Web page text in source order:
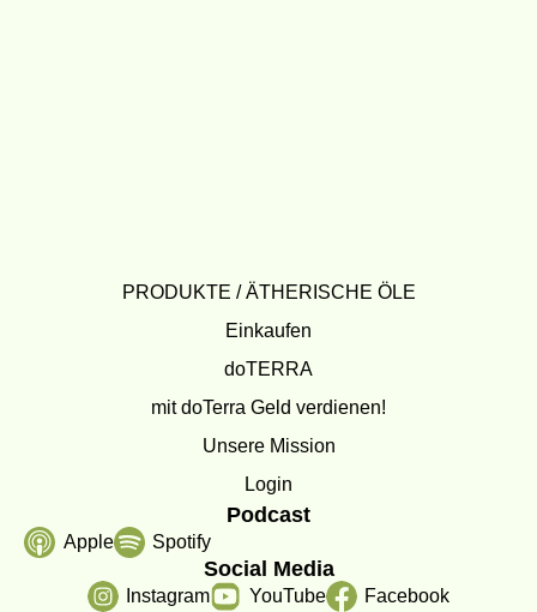
PRODUKTE / ÄTHERISCHE ÖLE
Einkaufen
doTERRA
mit doTerra Geld verdienen!
Unsere Mission
Login
Podcast
Apple Spotify
Social Media
Instagram YouTube Facebook